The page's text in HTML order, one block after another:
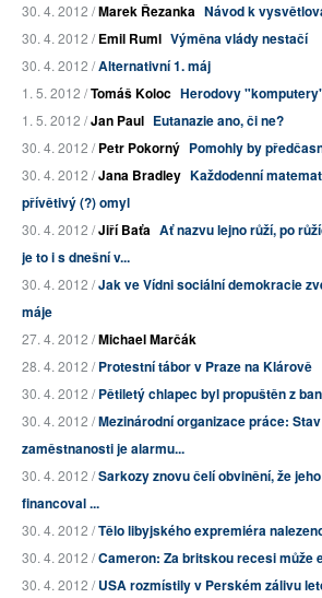
30. 4. 2012 /Marek Řezanka Návod k
30. 4. 2012 /Emil Ruml Výměna vlády nestačí
30. 4. 2012 /Alternativní 1. máj
1. 5. 2012 /Tomáš Koloc Herodovy
1. 5. 2012 /Jan Paul Eutanazie ano, či ne?
30. 4. 2012 /Petr Pokorný Pomohly by
30. 4. 2012 /Jana Bradley Každodenní
přívětivý (?) omyl
30. 4. 2012 /Jiří Baťa Ať nazvu lejno růží, po
je to i s dnešní v...
30. 4. 2012 /Jak ve Vídni sociální demokracie
máje
27. 4. 2012 /Michael Marčák
28. 4. 2012 /Protestní tábor v Praze na Klárově
30. 4. 2012 /Pětiletý chlapec byl propuštěn z
30. 4. 2012 /Mezinárodní organizace práce:
zaměstnanosti je alarmu...
30. 4. 2012 /Sarkozy znovu čelí obvinění, že
financoval ...
30. 4. 2012 /Tělo libyjského expremiéra
30. 4. 2012 /Cameron: Za britskou recesi může
30. 4. 2012 /USA rozmístily v Perském zálivu